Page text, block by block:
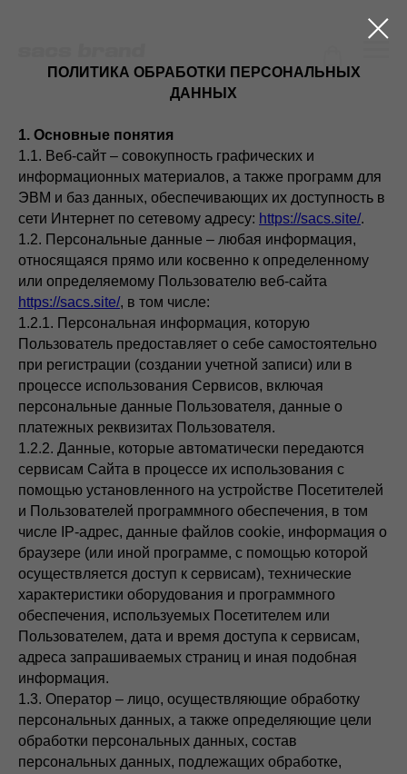
ПОЛИТИКА ОБРАБОТКИ ПЕРСОНАЛЬНЫХ
ДАННЫХ
1. Основные понятия
1.1. Веб-сайт – совокупность графических и
информационных материалов, а также программ для
ЭВМ и баз данных, обеспечивающих их доступность в
сети Интернет по сетевому адресу: https://sacs.site/.
1.2. Персональные данные – любая информация,
относящаяся прямо или косвенно к определенному
или определяемому Пользователю веб-сайта
https://sacs.site/, в том числе:
1.2.1. Персональная информация, которую
Пользователь предоставляет о себе самостоятельно
при регистрации (создании учетной записи) или в
процессе использования Сервисов, включая
персональные данные Пользователя, данные о
платежных реквизитах Пользователя.
1.2.2. Данные, которые автоматически передаются
сервисам Сайта в процессе их использования с
помощью установленного на устройстве Посетителей
и Пользователей программного обеспечения, в том
числе IP-адрес, данные файлов cookie, информация о
браузере (или иной программе, с помощью которой
осуществляется доступ к сервисам), технические
характеристики оборудования и программного
обеспечения, используемых Посетителем или
Пользователем, дата и время доступа к сервисам,
адреса запрашиваемых страниц и иная подобная
информация.
1.3. Оператор – лицо, осуществляющие обработку
персональных данных, а также определяющие цели
обработки персональных данных, состав
персональных данных, подлежащих обработке,